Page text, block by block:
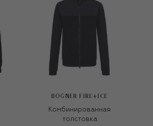
BOGNER FIRE+ICE
Комбинированная
толстовка